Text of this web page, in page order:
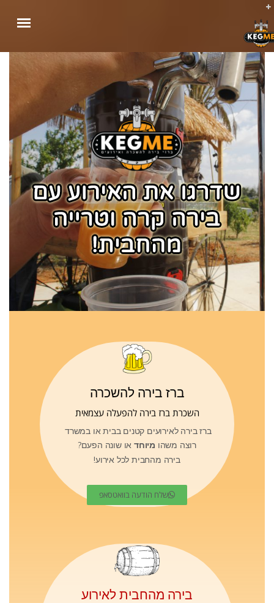
סוגי הברזים
ברז בירה DIY
שירותים נוספים
פורום בירה
ברז בירה להשכרה
השכרת ברז בירה להפעלה עצמאית
ברז בירה לאירועים קטנים בבית או במשרד
רוצה משהו מיוחדאו שונה הפעם?
בירה מהחבית לכל אירוע!
שלח הודעה בוואטסאפ
בירה מהחבית לאירוע